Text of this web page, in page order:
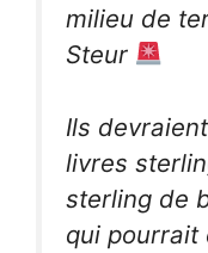
milieu de
Steur
Ils
livres
sterling de
qui pourrait